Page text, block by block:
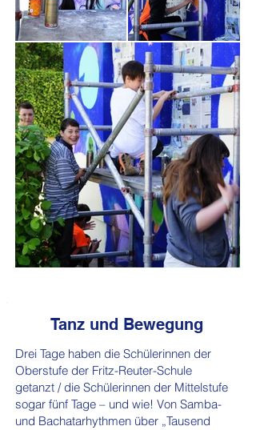
Tanz und Bewegung
Drei Tage haben die Schülerinnen der
Oberstufe der Fritz-Reuter-Schule
getanzt / die Schülerinnen der Mittelstufe
sogar fünf Tage – und wie! Von Samba-
und Bachatarhythmen über „Tausend